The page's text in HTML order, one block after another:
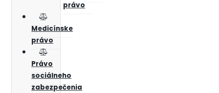
právo
Medicínske
právo
Právo
sociálneho
zabezpečenia